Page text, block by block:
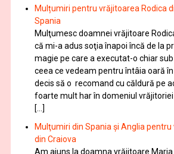
Mulțumiri pentru vrăjitoarea Rodica
Spania
Mulţumesc doamnei vrăjitoare
că mi-a adus soţia înapoi încă de la
magie pe care a executat-o chiar
ceea ce vedeam pentru întâia oară
decis să o recomand cu căldură pe
foarte mult har în domeniul
[…]
Mulţumiri din Spania şi Anglia
din Craiova
Am ajuns la doamna vrăjitoare Maria